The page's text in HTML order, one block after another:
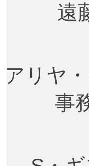
遠
アリヤ
事